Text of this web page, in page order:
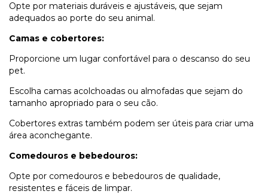
Opte por materiais duráveis e ajustáveis, que sejam
adequados ao porte do seu animal.
Camas e cobertores:
Proporcione um lugar confortável para o descanso do seu
pet.
Escolha camas acolchoadas ou almofadas que sejam do
tamanho apropriado para o seu cão.
Cobertores extras também podem ser úteis para criar uma
área aconchegante.
Comedouros e bebedouros:
Opte por comedouros e bebedouros de qualidade,
resistentes e fáceis de limpar.